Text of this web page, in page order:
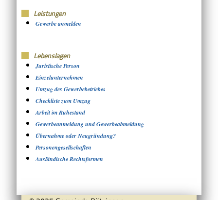
Leistungen
Gewerbe anmelden
Lebenslagen
Juristische Person
Einzelunternehmen
Umzug des Gewerbebetriebes
Checkliste zum Umzug
Arbeit im Ruhestand
Gewerbeanmeldung und Gewerbeabmeldung
Übernahme oder Neugründung?
Personengesellschaften
Ausländische Rechtsformen